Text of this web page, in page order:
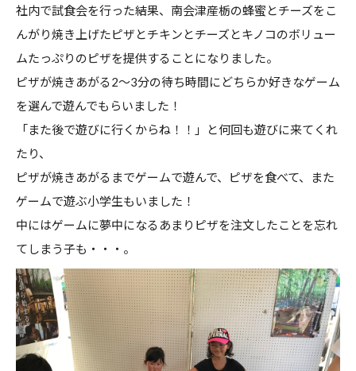
社内で試食会を行った結果、南会津産栃の蜂蜜とチーズをこ
んがり焼き上げたピザとチキンとチーズとキノコのボリュー
ムたっぷりのピザを提供することになりました。
ピザが焼きあがる2～3分の待ち時間にどちらか好きなゲーム
を選んで遊んでもらいました！
「また後で遊びに行くからね！！」と何回も遊びに来てくれ
たり、
ピザが焼きあがるまでゲームで遊んで、ピザを食べて、また
ゲームで遊ぶ小学生もいました！
中にはゲームに夢中になるあまりピザを注文したことを忘れ
てしまう子も・・・。